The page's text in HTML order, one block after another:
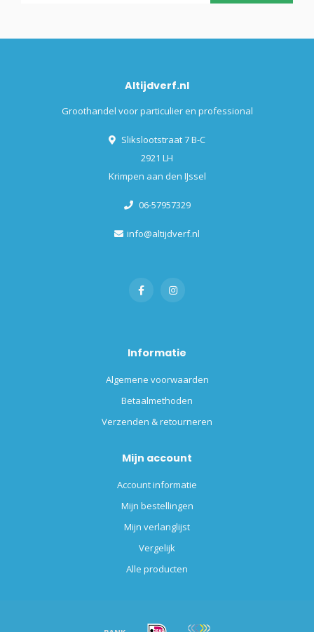
Altijdverf.nl
Groothandel voor particulier en professional
Slikslootstraat 7 B-C
2921 LH
Krimpen aan den IJssel
06-57957329
info@altijdverf.nl
Informatie
Algemene voorwaarden
Betaalmethoden
Verzenden & retourneren
Mijn account
Account informatie
Mijn bestellingen
Mijn verlanglijst
Vergelijk
Alle producten